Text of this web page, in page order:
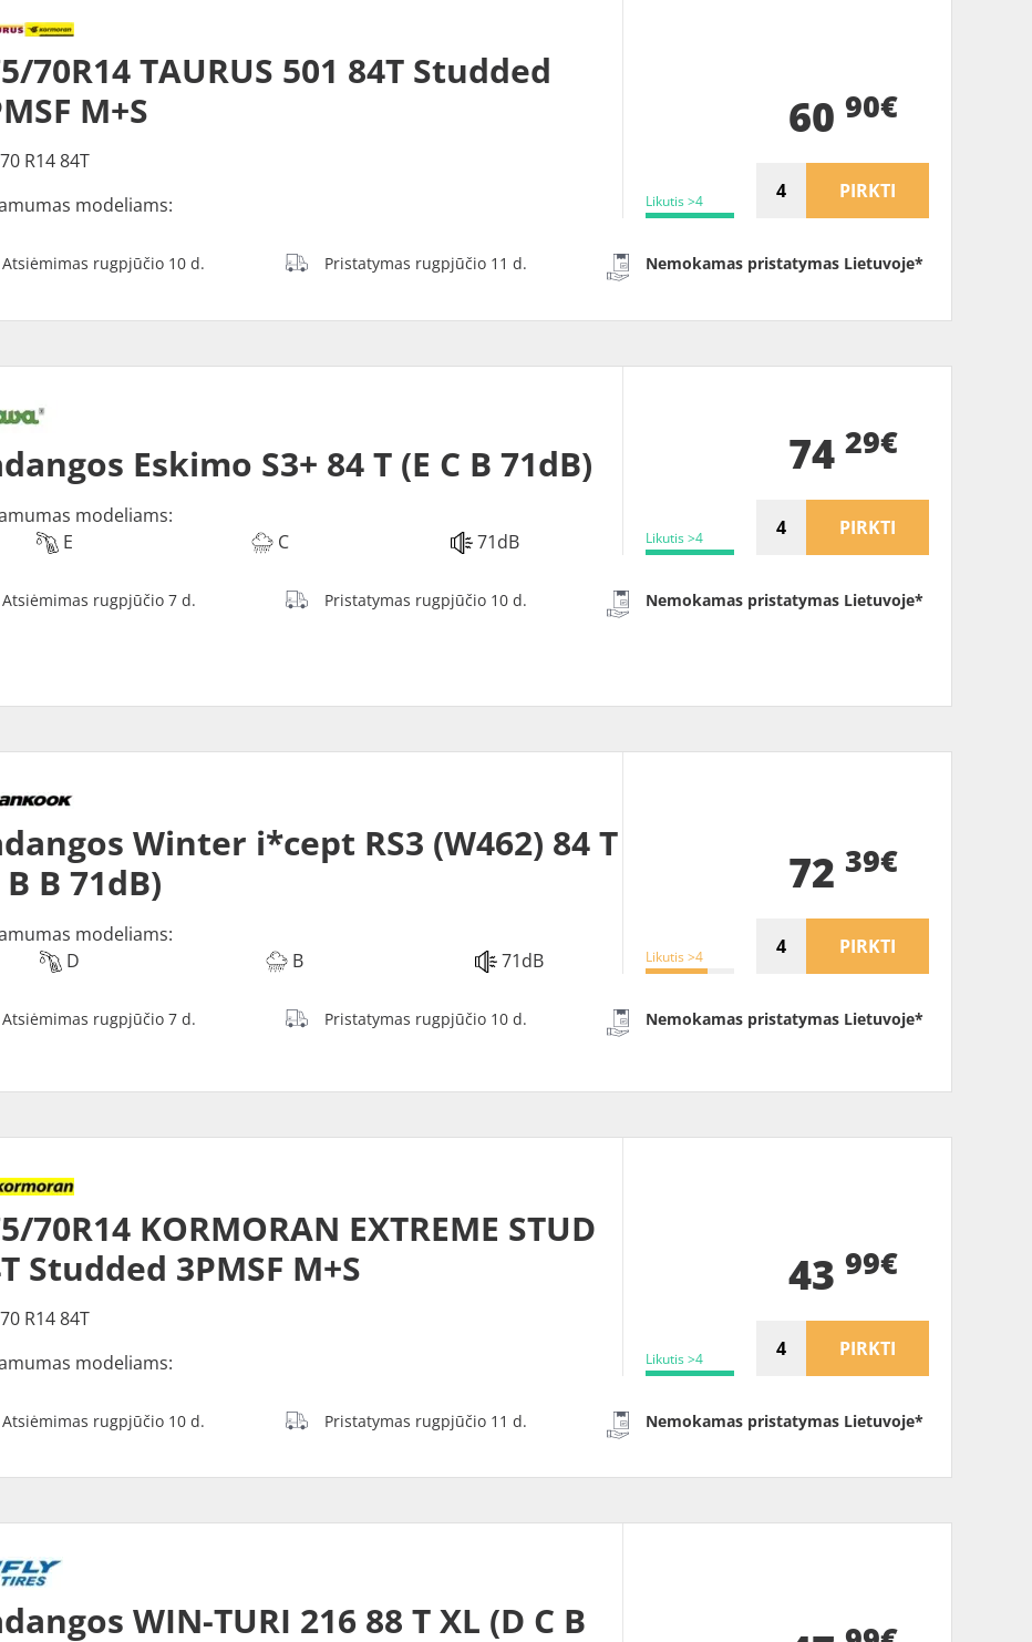
70R14 TAURUS 501 84T Studded
M+S
R14 84T
modeliams:
Likutis >4
60 90€
PIRKTI
Atsiėmimas rugpjūčio 10 d. Pristatymas rugpjūčio 11 d. Nemokamas pristatymas Lietuvoje*
Eskimo S3+ 84 T (E C B 71dB)
modeliams:
E
C 71dB Likutis >4
74 29€
PIRKTI
Atsiėmimas rugpjūčio 7 d. Pristatymas rugpjūčio 10 d. Nemokamas pristatymas Lietuvoje*
Winter i*cept RS3 (W462) 84 T
B 71dB)
modeliams:
D
B 71dB Likutis >4
72 39€
PIRKTI
Atsiėmimas rugpjūčio 7 d. Pristatymas rugpjūčio 10 d. Nemokamas pristatymas Lietuvoje*
70R14 KORMORAN EXTREME STUD
Studded 3PMSF M+S
R14 84T
modeliams:
Likutis >4
43 99€
PIRKTI
Atsiėmimas rugpjūčio 10 d. Pristatymas rugpjūčio 11 d. Nemokamas pristatymas Lietuvoje*
WIN-TURI 216 88 T XL (D C B